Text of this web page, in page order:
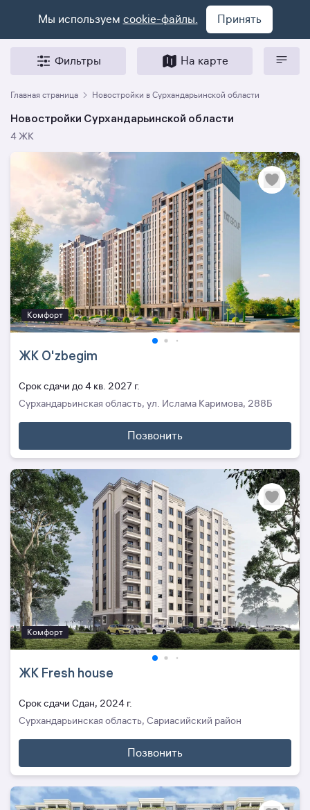
Мы используем cookie-файлы. Принять
Фильтры На карте
Главная страница Новостройки в Сурхандарьинской области
Новостройки Сурхандарьинской области
4 ЖК
Комфорт
ЖК O'zbegim
Cрок сдачи до 4 кв. 2027 г.
Сурхандарьинская область, ул. Ислама Каримова, 288Б
Позвонить
Комфорт
ЖК Fresh house
Cрок сдачи Сдан, 2024 г.
Сурхандарьинская область, Сариасийский район
Позвонить